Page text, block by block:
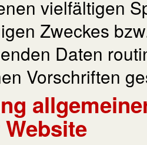
vielfältigen
Zweckes
Daten
Vorschriften